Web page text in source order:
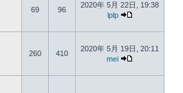
69 96
2020年 5月 22日, 19:38
lplp
260 410
2020年 5月 19日, 20:11
mei